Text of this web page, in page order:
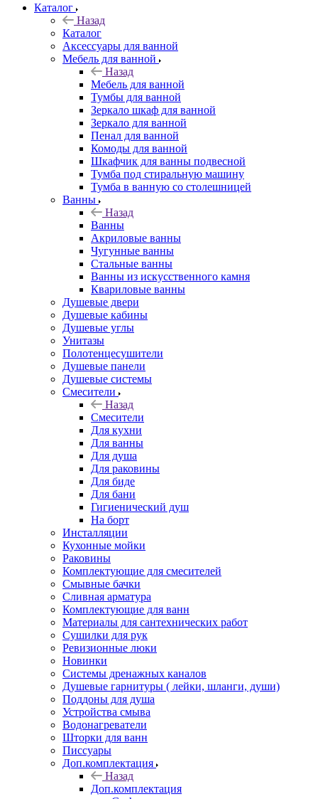
Каталог
Назад
Каталог
Аксессуары для ванной
Мебель для ванной
Назад
Мебель для ванной
Тумбы для ванной
Зеркало шкаф для ванной
Зеркало для ванной
Пенал для ванной
Комоды для ванной
Шкафчик для ванны подвесной
Тумба под стиральную машину
Тумба в ванную со столешницей
Ванны
Назад
Ванны
Акриловые ванны
Чугунные ванны
Стальные ванны
Ванны из искусственного камня
Квариловые ванны
Душевые двери
Душевые кабины
Душевые углы
Унитазы
Полотенцесушители
Душевые панели
Душевые системы
Смесители
Назад
Смесители
Для кухни
Для ванны
Для душа
Для раковины
Для биде
Для бани
Гигиенический душ
На борт
Инсталляции
Кухонные мойки
Раковины
Комплектующие для смесителей
Смывные бачки
Сливная арматура
Комплектующие для ванн
Материалы для сантехнических работ
Сушилки для рук
Ревизионные люки
Новинки
Системы дренажных каналов
Душевые гарнитуры ( лейки, шланги, души)
Поддоны для душа
Устройства смыва
Водонагреватели
Шторки для ванн
Писсуары
Доп.комплектация
Назад
Доп.комплектация